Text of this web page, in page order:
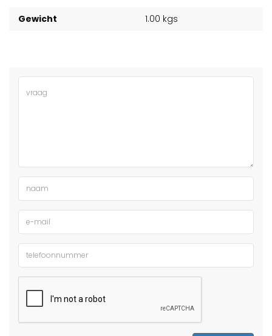
Gewicht
1.00 kgs